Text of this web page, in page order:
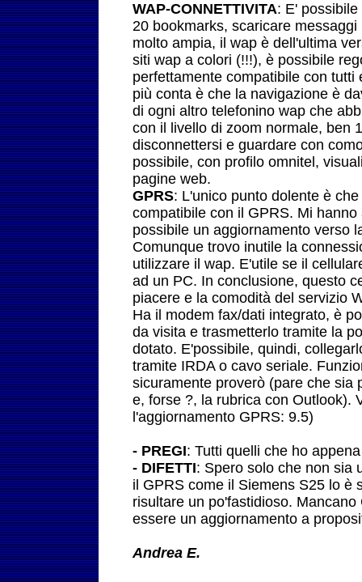
WAP-CONNETTIVITA: E'
20 bookmarks, scaricare
molto ampia, il wap è dell'ultima
siti wap a colori (!!!), è possibile
perfettamente compatibile con
più conta è che la navigazione è
di ogni altro telefonino wap che
con il livello di zoom normale, ben
disconnettersi e guardare con
possibile, con profilo omnitel,
pagine web.
GPRS: L'unico punto dolente è
compatibile con il GPRS. Mi
possibile un aggiornamento verso
Comunque trovo inutile la
utilizzare il wap. E'utile se il
ad un PC. In conclusione, questo
piacere e la comodità del servizio
Ha il modem fax/dati integrato, è
da visita e trasmetterlo tramite la
dotato. E'possibile, quindi,
tramite IRDA o cavo seriale.
sicuramente proverò (pare che sia
e, forse ?, la rubrica con Outlook).
l'aggiornamento GPRS: 9.5)
- PREGI: Tutti quelli che ho
- DIFETTI: Spero solo che non sia
il GPRS come il Siemens S25 lo è
risultare un po'fastidioso.
essere un aggiornamento a
Andrea E.